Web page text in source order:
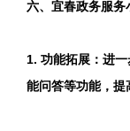
六、宜春政务服务
1. 功能拓展：进
能问答等功能，提